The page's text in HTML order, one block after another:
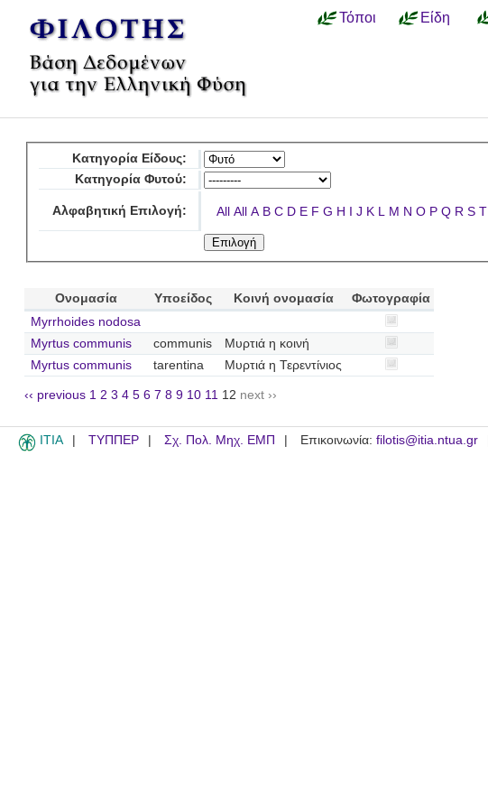
Τόποι Είδη
Κατηγορία Είδους:
Κατηγορία Φυτού:
Αλφαβητική Επιλογή: All All A B C D E F G H I J K L M N O P Q R S T
Ονομασία Υποείδος Κοινή ονομασία
Φωτογραφία
Myrrhoides nodosa
Myrtus communis
communis
Μυρτιά η κοινή
Myrtus communis
tarentina Μυρτιά η Τερεντίνιος
‹‹ previous 1 2 3 4 5 6 7 8 9 10 11 12 next ››
ITIA ΤΥΠΠΕΡ Σχ. Πολ. Μηχ. ΕΜΠ Επικοινωνία: filotis@itia.ntua.gr